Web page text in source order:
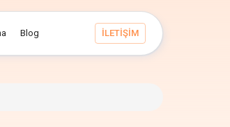
Blog İLETİŞİM